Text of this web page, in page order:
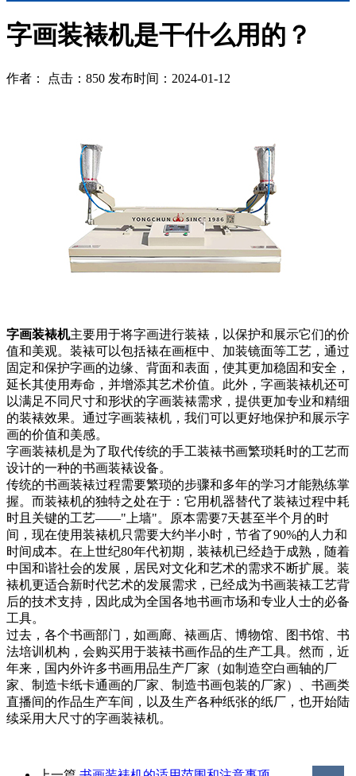
字画装裱机是干什么用的？
作者： 点击：850 发布时间：2024-01-12
字画装裱机主要用于将字画进行装裱，以保护和展示它们的价
值和美观。装裱可以包括裱在画框中、加装镜面等工艺，通过
固定和保护字画的边缘、背面和表面，使其更加稳固和安全，
延长其使用寿命，并增添其艺术价值。此外，字画装裱机还可
以满足不同尺寸和形状的字画装裱需求，提供更加专业和精细
的装裱效果。通过字画装裱机，我们可以更好地保护和展示字
画的价值和美感。
字画装裱机是为了取代传统的手工装裱书画繁琐耗时的工艺而
设计的一种的书画装裱设备。
传统的书画装裱过程需要繁琐的步骤和多年的学习才能熟练掌
握。而装裱机的独特之处在于：它用机器替代了装裱过程中耗
时且关键的工艺——"上墙"。原本需要7天甚至半个月的时
间，现在使用装裱机只需要大约半小时，节省了90%的人力和
时间成本。在上世纪80年代初期，装裱机已经趋于成熟，随着
中国和谐社会的发展，居民对文化和艺术的需求不断扩展。装
裱机更适合新时代艺术的发展需求，已经成为书画装裱工艺背
后的技术支持，因此成为全国各地书画市场和专业人士的必备
工具。
过去，各个书画部门，如画廊、裱画店、博物馆、图书馆、书
法培训机构，会购买用于装裱书画作品的生产工具。然而，近
年来，国内外许多书画用品生产厂家（如制造空白画轴的厂
家、制造卡纸卡通画的厂家、制造书画包装的厂家）、书画类
直播间的作品生产车间，以及生产各种纸张的纸厂，也开始陆
续采用大尺寸的字画装裱机。